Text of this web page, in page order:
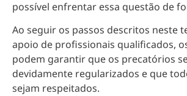
possível enfrentar essa questão de
Ao seguir os passos descritos neste
apoio de profissionais qualificados,
podem garantir que os precatórios
devidamente regularizados e que
sejam respeitados.